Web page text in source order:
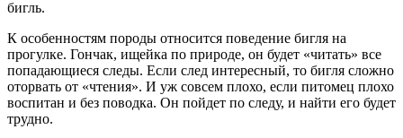
бигль.
К особенностям породы относится поведение бигля на
прогулке. Гончак, ищейка по природе, он будет «читать» все
попадающиеся следы. Если след интересный, то бигля сложно
оторвать от «чтения». И уж совсем плохо, если питомец плохо
воспитан и без поводка. Он пойдет по следу, и найти его будет
трудно.